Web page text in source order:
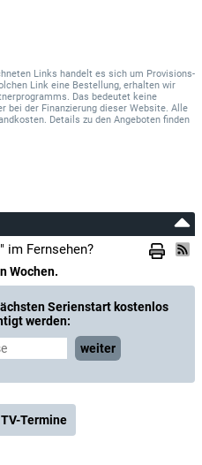
Links handelt es sich um Provisions-
Link eine Bestellung, erhalten wir
Das bedeutet keine
bei der Finanzierung dieser Website. Alle
Details zu den Angeboten finden
im Fernsehen?
Wochen.
Serienstart kostenlos
werden:
weiter
Termine